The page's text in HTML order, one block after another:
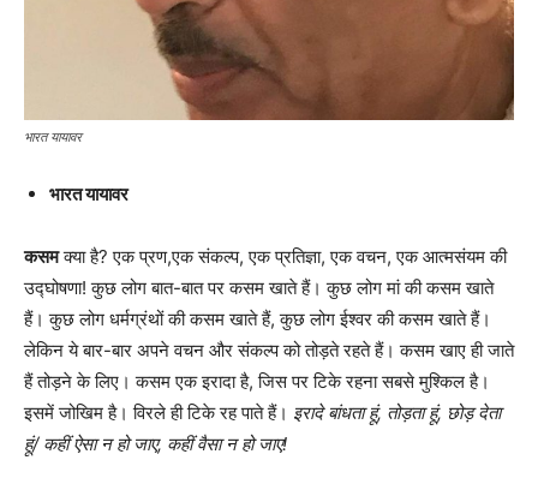
भारत यायावर
भारत यायावर
कसमक्या है? एक प्रण,एक संकल्प, एक प्रतिज्ञा, एक वचन, एक आत्मसंयम की
उद्घोषणा! कुछ लोग बात-बात पर कसम खाते हैं। कुछ लोग मां की कसम खाते
हैं। कुछ लोग धर्मग्रंथों की कसम खाते हैं, कुछ लोग ईश्वर की कसम खाते हैं।
लेकिन ये बार-बार अपने वचन और संकल्प को तोड़ते रहते हैं। कसम खाए ही जाते
हैं तोड़ने के लिए। कसम एक इरादा है, जिस पर टिके रहना सबसे मुश्किल है।
इसमें जोखिम है। विरले ही टिके रह पाते हैं। इरादे बांधता हूं, तोड़ता हूं, छोड़ देता
हूं/ कहीं ऐसा न हो जाए, कहीं वैसा न हो जाए!